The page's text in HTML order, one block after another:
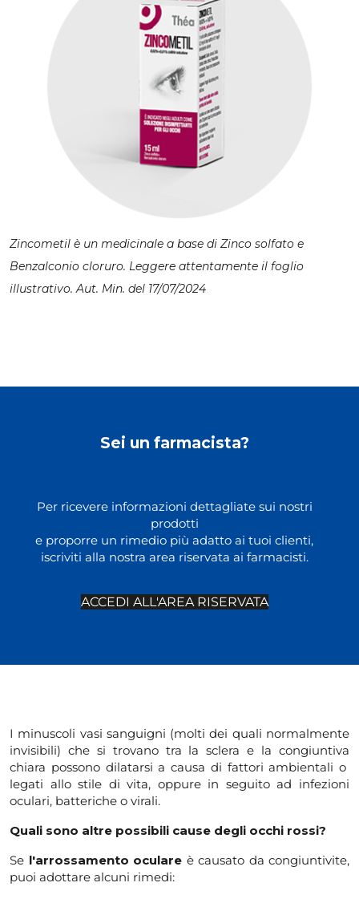
Zincometil è un medicinale a base di Zinco solfato e
Benzalconio cloruro. Leggere attentamente il foglio
illustrativo. Aut. Min. del 17/07/2024
Sei un farmacista?
Per ricevere informazioni dettagliate sui nostri
prodotti
e proporre un rimedio più adatto ai tuoi clienti,
iscriviti alla nostra area riservata ai farmacisti.
ACCEDI ALL'AREA RISERVATA
I minuscoli vasi sanguigni (molti dei quali normalmente
invisibili) che si trovano tra la sclera e la congiuntiva
chiara possono dilatarsi a causa di fattori ambientali o
legati allo stile di vita, oppure in seguito ad infezioni
oculari, batteriche o virali.
Quali sono altre possibili cause degli occhi rossi?
Se l'arrossamento oculare è causato da congiuntivite,
puoi adottare alcuni rimedi: